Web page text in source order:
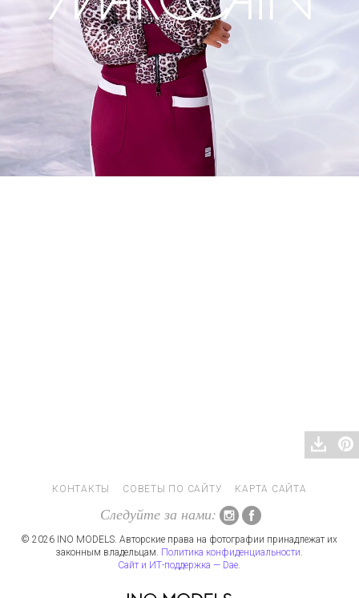
КОНТАКТЫ СОВЕТЫ ПО САЙТУ КАРТА САЙТА
Следуйте за нами:
© 2026 INO MODELS. Авторские права на фотографии принадлежат их
законным владельцам. Политика конфиденциальности.
Сайт и ИТ-поддержка — Dae.